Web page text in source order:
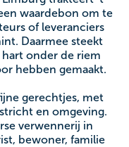
waardebon om te
of leveranciers
Daarmee steekt
onder de riem
hebben gemaakt.
gerechtjes, met
en omgeving.
verwennerij in
bewoner, familie